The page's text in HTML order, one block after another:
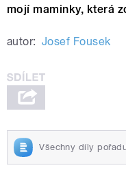
mojí maminky, která
autor: Josef Fousek
Všechny díly